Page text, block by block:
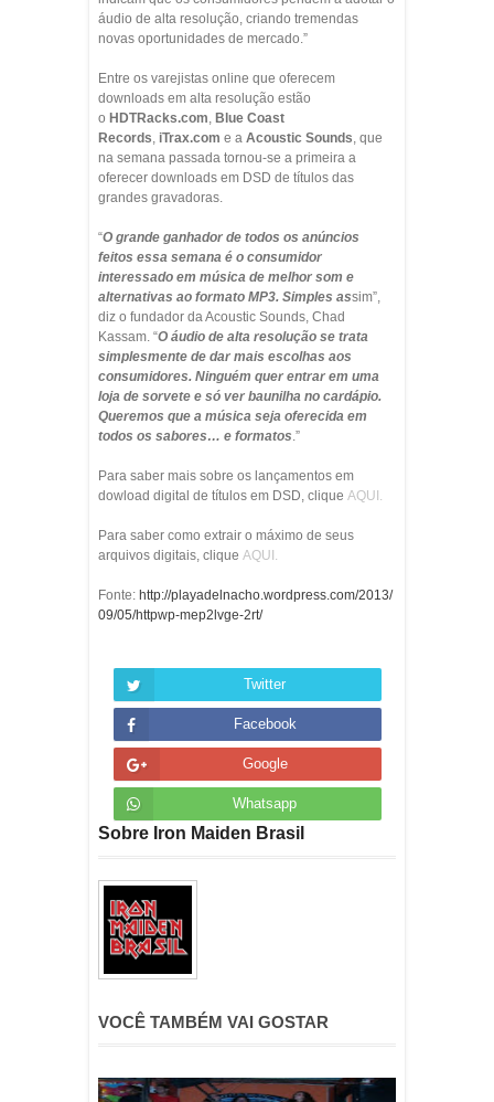
áudio de alta resolução, criando tremendas
novas oportunidades de mercado.”
Entre os varejistas online que oferecem
downloads em alta resolução estão
o HDTRacks.com Blue Coast
Records iTrax.com e a Acoustic Sounds , que
na semana passada tornou-se a primeira a
oferecer downloads em DSD de títulos das
grandes gravadoras.
“O grande ganhador de todos os anúncios
feitos essa semana é o consumidor
interessado em música de melhor som e
alternativas ao formato MP3. Simples assim”,
diz o fundador da Acoustic Sounds, Chad
Kassam. “O áudio de alta resolução se trata
simplesmente de dar mais escolhas aos
consumidores. Ninguém quer entrar em uma
loja de sorvete e só ver baunilha no cardápio.
Queremos que a música seja oferecida em
todos os sabores… e formatos .”
Para saber mais sobre os lançamentos em
dowload digital de títulos em DSD, clique AQUI.
Para saber como extrair o máximo de seus
arquivos digitais, clique AQUI.
Fonte: http://playadelnacho.wordpress.com/2013/
09/05/httpwp-mep2lvge-2rt/
Twitter
Facebook
Google
Whatsapp
Sobre Iron Maiden Brasil
VOCÊ TAMBÉM VAI GOSTAR